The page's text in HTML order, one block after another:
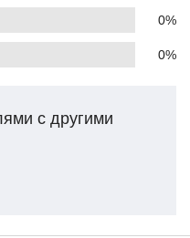
0%
0%
с другими